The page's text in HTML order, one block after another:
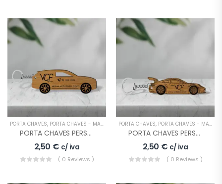
PORTA CHAVES, PORTA CHAVES - MADEIRA
PORTA CHAVES PERSONALIZADO EMPRESA LOGO AUTOMÓVEL
2,50 € c/ iva
( 0 Reviews )
PORTA CHAVES, PORTA CHAVES - MADEIRA
PORTA CHAVES PERSONALIZADO EMPRESA LOGO CARRO
2,50 € c/ iva
( 0 Reviews )